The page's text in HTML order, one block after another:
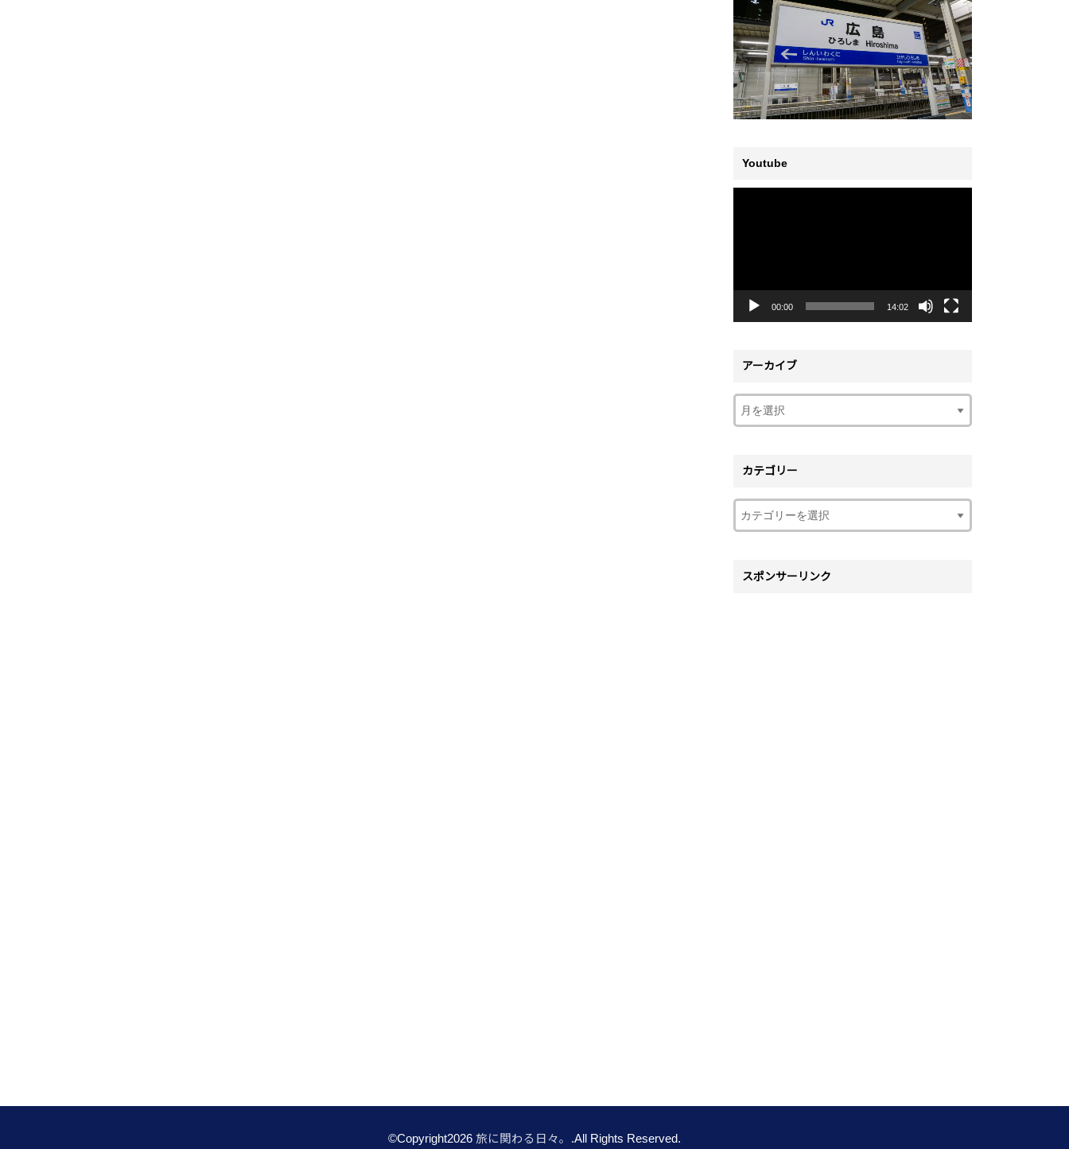
Youtube
ヤ
00:00 14:02
アーカイブ
カテゴリー
スポンサーリンク
©Copyright2026 旅に関わる日々。 .All Rights Reserved.